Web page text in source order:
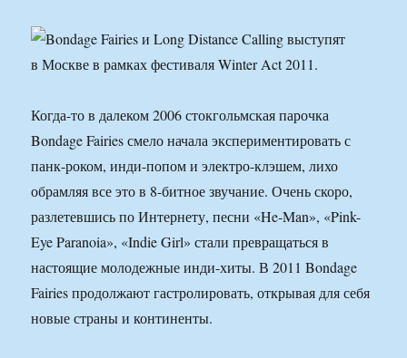
Когда-то в далеком 2006 стокгольмская парочка
Bondage Fairies смело начала экспериментировать с
панк-роком, инди-попом и электро-клэшем, лихо
обрамляя все это в 8-битное звучание. Очень скоро,
разлетевшись по Интернету, песни «He-Man», «Pink-
Eye Paranoia», «Indie Girl» стали превращаться в
настоящие молодежные инди-хиты. В 2011 Bondage
Fairies продолжают гастролировать, открывая для себя
новые страны и континенты.